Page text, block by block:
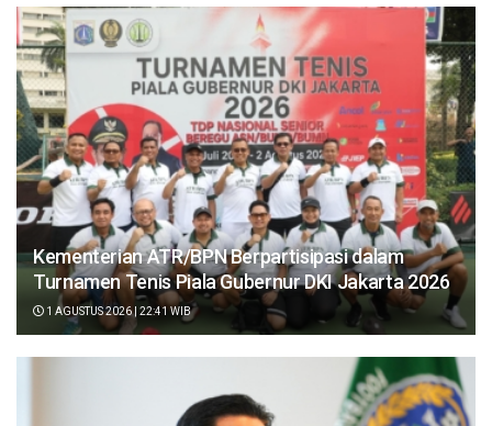
Kementerian ATR/BPN Berpartisipasi dalam
Turnamen Tenis Piala Gubernur DKI Jakarta 2026
1 AGUSTUS 2026 | 22:41 WIB